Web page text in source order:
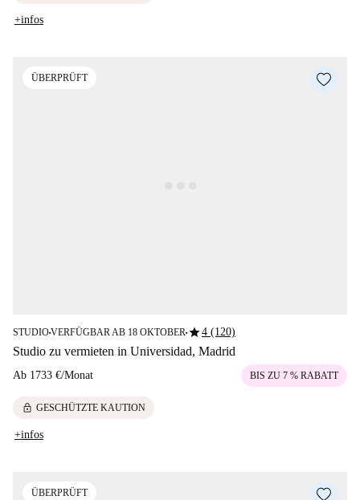
+infos
ÜBERPRÜFT
STUDIO■VERFÜGBAR AB 18 OKTOBER■star4 (120)
Studio zu vermieten in Universidad, Madrid
Ab 1733 €/Monat BIS ZU 7 % RABATT
lock GESCHÜTZTE KAUTION
+infos
ÜBERPRÜFT